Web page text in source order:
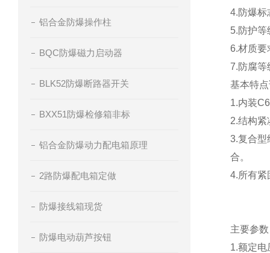
铝合金防爆操作柱
BQC防爆磁力启动器
BLK52防爆断路器开关
BXX51防爆检修箱非标
铝合金防爆动力配电箱原理
2路防爆配电箱定做
防爆接线箱现货
防爆电动葫芦按钮
4.防爆标
5.防护
6.材质要
7.防腐等
基本特
1.内装
2.结构紧
3.复合型
合。
4.所有
主要参数
1.额定